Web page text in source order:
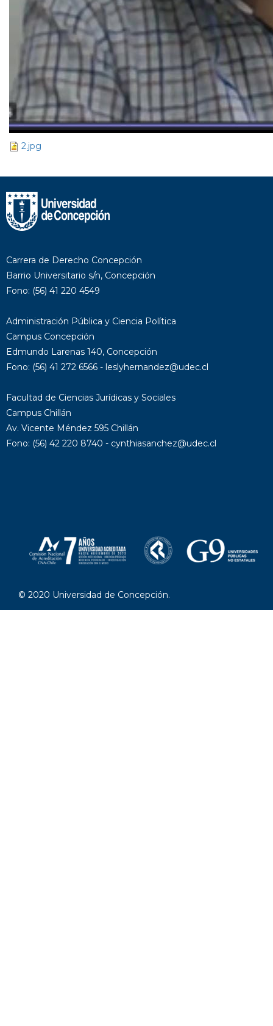
2.jpg
Carrera de Derecho Concepción
Barrio Universitario s/n, Concepción
Fono: (56) 41 220 4549
Administración Pública y Ciencia Política
Campus Concepción
Edmundo Larenas 140, Concepción
Fono: (56) 41 272 6566 - leslyhernandez@udec.cl
Facultad de Ciencias Jurídicas y Sociales
Campus Chillán
Av. Vicente Méndez 595 Chillán
Fono: (56) 42 220 8740 - cynthiasanchez@udec.cl
© 2020 Universidad de Concepción.